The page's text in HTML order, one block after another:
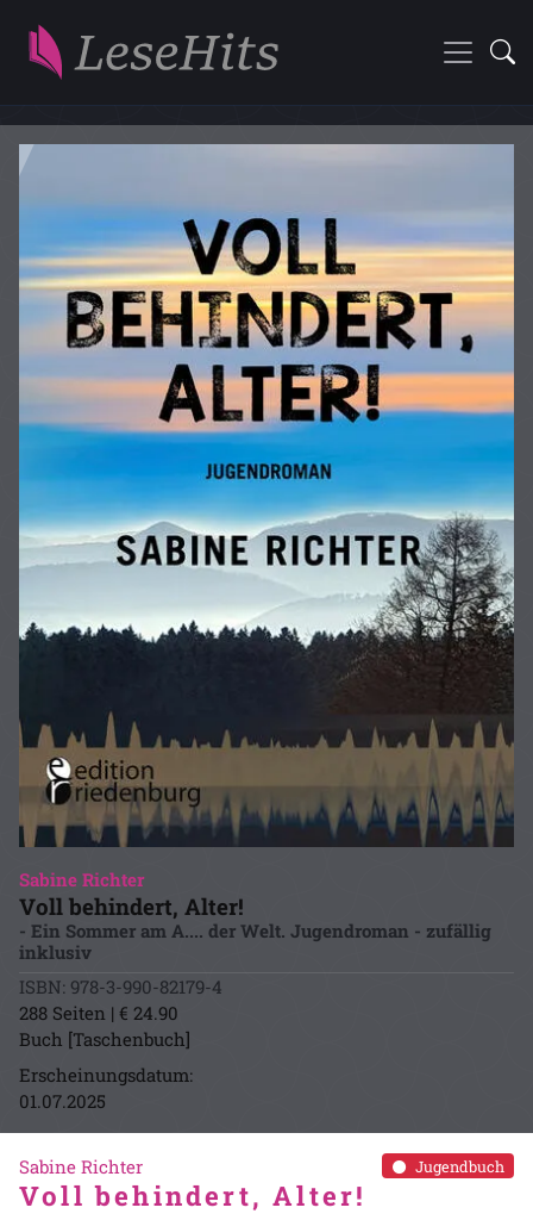
Sabine Richter
Voll behindert, Alter!
- Ein Sommer am A.... der Welt. Jugendroman - zufällig
inklusiv
ISBN: 978-3-990-82179-4
288 Seiten | € 24.90
Buch [Taschenbuch]
Erscheinungsdatum:
01.07.2025
Jugendbuch
Sabine Richter
Voll behindert, Alter!